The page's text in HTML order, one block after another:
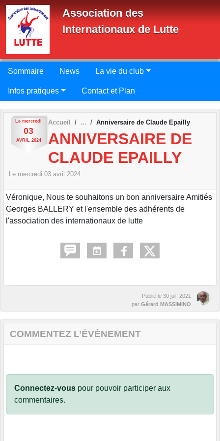
Association des
Internationaux de Lutte
Sommaire News La vie du club
Infos pratiques Contact et Plan
Le mercredi
03
AVRIL 2024
Accueil Anniversaire de Claude Epailly
ANNIVERSAIRE DE
CLAUDE EPAILLY
Le mercredi 03 avril 2024
Véronique, Nous te souhaitons un bon anniversaire Amitiés
Georges BALLERY et l'ensemble des adhérents de
l'association des internationaux de lutte
Publié le 30 juil. 2021
par Gérard MASSIMINO
COMMENTEZ L’ÉVÈNEMENT
Connectez-vous pour pouvoir participer aux
commentaires.
Panneau de gestion des cookies